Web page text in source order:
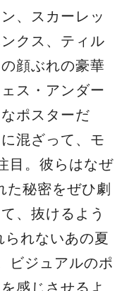
、スカーレッ
クス、ティル
顔ぶれの豪華
ス・アンダー
ポスターだ
混ざって、モ
目。彼らはなぜ
秘密をぜひ劇
、抜けるよう
れないあの夏
ビジュアルのポ
感じさせるよ